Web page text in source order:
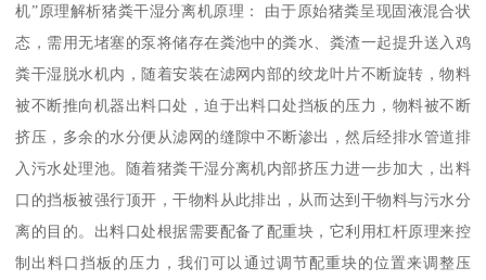
机”原理解析猪粪干湿分离机原理： 由于原始猪粪呈现固液混合状
态，需用无堵塞的泵将储存在粪池中的粪水、粪渣一起提升送入鸡
粪干湿脱水机内，随着安装在滤网内部的绞龙叶片不断旋转，物料
被不断推向机器出料口处，迫于出料口处挡板的压力，物料被不断
挤压，多余的水分便从滤网的缝隙中不断渗出，然后经排水管道排
入污水处理池。随着猪粪干湿分离机内部挤压力进一步加大，出料
口的挡板被强行顶开，干物料从此排出，从而达到干物料与污水分
离的目的。出料口处根据需要配备了配重块，它利用杠杆原理来控
制出料口挡板的压力，我们可以通过调节配重块的位置来调整压